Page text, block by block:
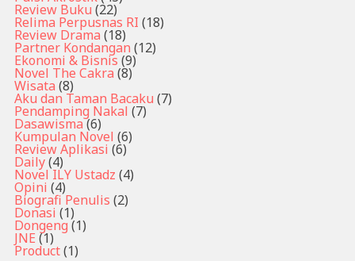
Review Buku (22)
Relima Perpusnas RI (18)
Review Drama (18)
Partner Kondangan (12)
Ekonomi & Bisnis (9)
Novel The Cakra (8)
Wisata (8)
Aku dan Taman Bacaku (7)
Pendamping Nakal (7)
Dasawisma (6)
Kumpulan Novel (6)
Review Aplikasi (6)
Daily(4)
Novel ILY Ustadz (4)
Opini (4)
Biografi Penulis (2)
Donasi (1)
Dongeng (1)
JNE (1)
Product(1)